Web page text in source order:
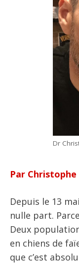
Dr
Par
Depuis le 13
nulle part.
Deux
en chiens de
que c’est